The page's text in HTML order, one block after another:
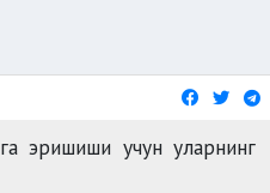
эришиши учун уларнинг